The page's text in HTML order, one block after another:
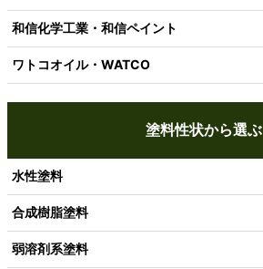
和信化学工業・和信ペイント
ワトコオイル・WATCO
塗料性状から選ぶ
水性塗料
合成樹脂塗料
弱溶剤系塗料